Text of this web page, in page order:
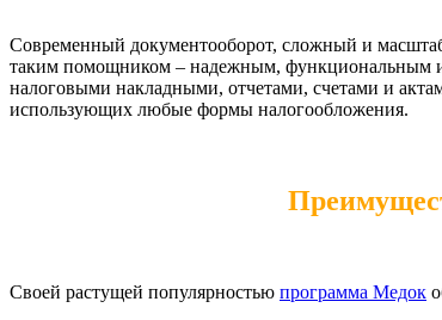
Современный документооборот, сложный и
таким помощником – надежным, функциональным
налоговыми накладными, отчетами, счетами и
использующих любые формы налогообложения.
Своей растущей популярностью программа Медок